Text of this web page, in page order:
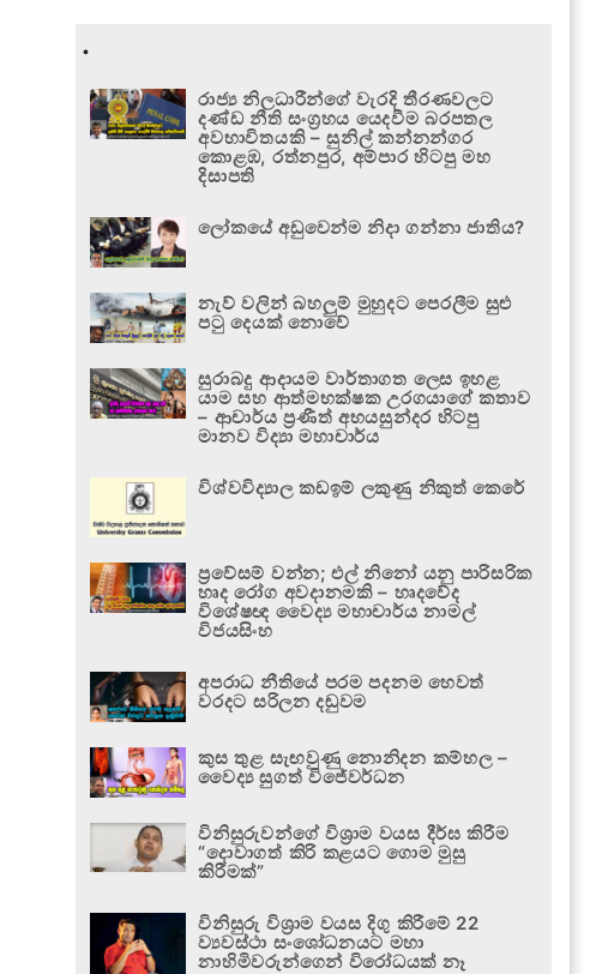
.
රාජ්‍ය නිලධාරීන්ගේ වැරදි තීරණවලට
දණ්ඩ නීති සංග්‍රහය යෙදවීම බරපතල
අවභාවිතයකි – සුනිල් කන්නන්ගර
කොළඹ, රත්නපුර, අම්පාර හිටපු මහ
දිසාපති
ලෝකයේ අඩුවෙන්ම නිදා ගන්නා ජාතිය?
නැව් වලින් බහලුම් මුහුදට පෙරලීම සුළු
පටු දෙයක් නොවේ
සුරාබදු ආදායම වාර්තාගත ලෙස ඉහළ
යාම සහ ආත්මභක්ෂක උරගයාගේ කතාව
– ආචාර්ය ප්‍රණීත් අභයසුන්දර හිටපු
මානව විද්‍යා මහාචාර්ය
විශ්වවිද්‍යාල කඩඉම් ලකුණු නිකුත් කෙරේ
ප්‍රවේසම් වන්න; එල් නිනෝ යනු පාරිසරික
හෘද රෝග අවදානමකි – හෘදවේද
විශේෂඥ වෛද්‍ය මහාචාර්ය නාමල්
විජයසිංහ
අපරාධ නීතියේ පරම පදනම හෙවත්
වරදට සරිලන දඬුවම
කුස තුළ සැඟවුණු නොනිදන කම්හල –
වෛද්‍ය සුගත් විජේවර්ධන
විනිසුරුවන්ගේ විශ්‍රාම වයස දීර්ඝ කිරීම
“දොවාගත් කිරි කළයට ගොම මුසු
කිරීමක්”
විනිසුරු විශ්‍රාම වයස දිගු කිරීමේ 22
ව්‍යවස්ථා සංශෝධනයට මහා
නාහිමිවරුන්ගෙන් විරෝධයක් නෑ